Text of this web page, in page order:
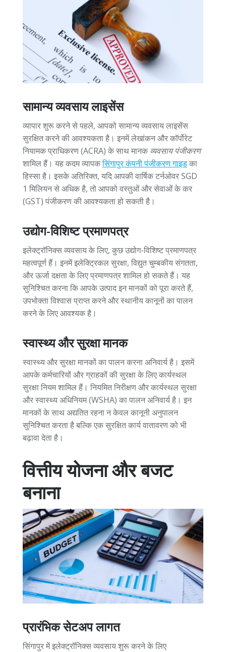
सामान्य व्यवसाय लाइसेंस
व्यापार शुरू करने से पहले, आपको सामान्य व्यवसाय लाइसेंस
सुरक्षित करने की आवश्यकता है। इनमें लेखांकन और कॉर्पोरेट
नियामक प्राधिकरण (ACRA) के साथ मानक व्यवसाय पंजीकरण
शामिल हैं। यह कदम व्यापकसिंगापुर कंपनी पंजीकरण गाइडका
हिस्सा है। इसके अतिरिक्त, यदि आपकी वार्षिक टर्नओवर SGD
1 मिलियन से अधिक है, तो आपको वस्तुओं और सेवाओं के कर
(GST) पंजीकरण की आवश्यकता हो सकती है।
उद्योग-विशिष्ट प्रमाणपत्र
इलेक्ट्रॉनिक्स व्यवसाय के लिए, कुछ उद्योग-विशिष्ट प्रमाणपत्र
महत्वपूर्ण हैं। इनमें इलेक्ट्रिकल सुरक्षा, विद्युत चुम्बकीय संगतता,
और ऊर्जा दक्षता के लिए प्रमाणपत्र शामिल हो सकते हैं। यह
सुनिश्चित करना कि आपके उत्पाद इन मानकों को पूरा करते हैं,
उपभोक्ता विश्वास प्राप्त करने और स्थानीय कानूनों का पालन
करने के लिए आवश्यक है।
स्वास्थ्य और सुरक्षा मानक
स्वास्थ्य और सुरक्षा मानकों का पालन करना अनिवार्य है। इसमें
आपके कर्मचारियों और ग्राहकों की सुरक्षा के लिए कार्यस्थल
सुरक्षा नियम शामिल हैं। नियमित निरीक्षण और कार्यस्थल सुरक्षा
और स्वास्थ्य अधिनियम (WSHA) का पालन अनिवार्य है। इन
मानकों के साथ अद्यतित रहना न केवल कानूनी अनुपालन
सुनिश्चित करता है बल्कि एक सुरक्षित कार्य वातावरण को भी
बढ़ावा देता है।
वित्तीय योजना और बजट
बनाना
प्रारंभिक सेटअप लागत
सिंगापुर में इलेक्ट्रॉनिक्स व्यवसाय शुरू करने के लिए